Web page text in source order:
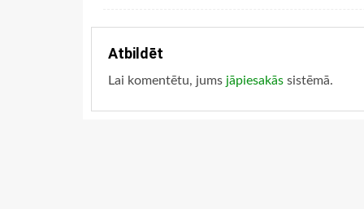
Atbildēt
Lai komentētu, jums jāpiesakās sistēmā.